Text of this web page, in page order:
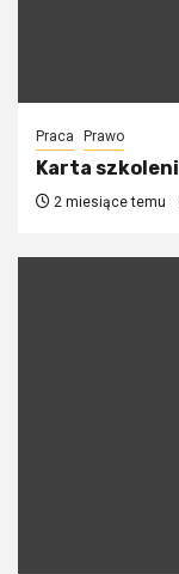
Praca Prawo
Karta
2 miesiące temu